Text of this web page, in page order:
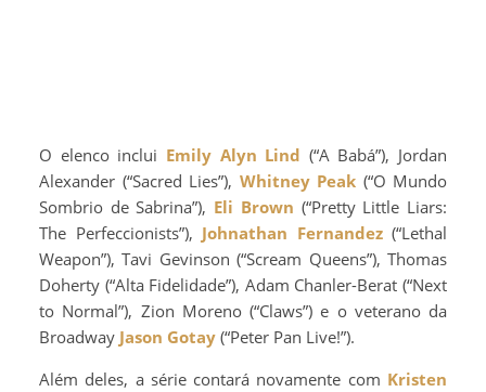
O elenco inclui Emily Alyn Lind (“A Babá”), Jordan
Alexander (“Sacred Lies”), Whitney Peak (“O Mundo
Sombrio de Sabrina”), Eli Brown (“Pretty Little Liars:
The Perfeccionists”), Johnathan Fernandez(“Lethal
Weapon”), Tavi Gevinson (“Scream Queens”), Thomas
Doherty (“Alta Fidelidade”), Adam Chanler-Berat (“Next
to Normal”), Zion Moreno (“Claws”) e o veterano da
Broadway Jason Gotay (“Peter Pan Live!”).
Além deles, a série contará novamente com Kristen